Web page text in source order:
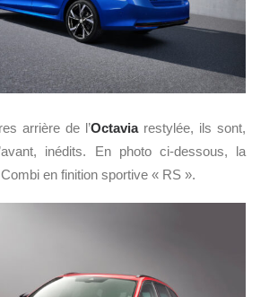
arrière de l’Octaviarestylée, ils sont,
inédits. En photo ci-dessous, la
en finition sportive « RS ».